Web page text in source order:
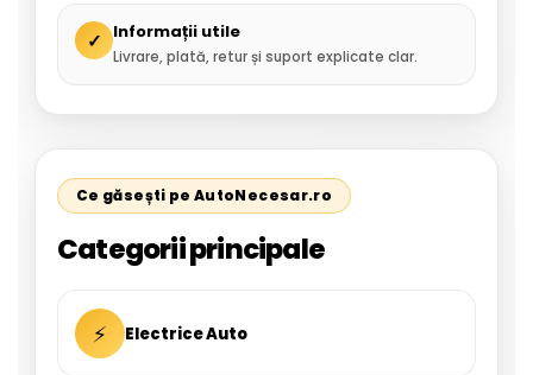
✓ Informații utile
Livrare, plată, retur și suport explicate clar.
Ce găsești pe AutoNecesar.ro
Categorii principale
⚡ Electrice Auto